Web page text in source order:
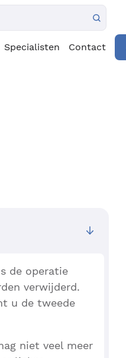
Specialisten Contact
de operatie
verwijderd.
u de tweede
niet veel meer